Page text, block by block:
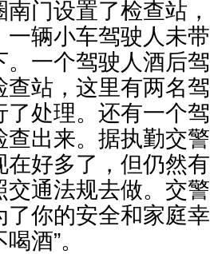
南门设置了检查站
一辆小车驾驶人未
。一个驾驶人酒后
查站，这里有两名
了处理。还有一个
查出来。据执勤交
在好多了，但仍然
交通法规去做。交
你的安全和家庭
酒”。